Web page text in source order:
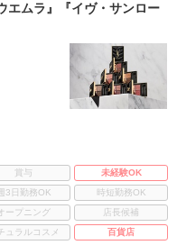
エムラ』『イヴ・サンロー
賞与
未経験OK
3日勤務OK
時短勤務OK
ープニング
店長候補
ュラルコスメ 百貨店